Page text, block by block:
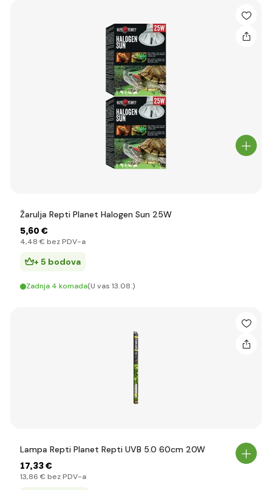
Žarulja Repti Planet Halogen Sun 25W
5,60 €
4,48 € bez PDV-a
+ 5 bodova
Zadnja 4 komada(U vas 13.08.)
Lampa Repti Planet Repti UVB 5.0 60cm 20W
17,33 €
13,86 € bez PDV-a